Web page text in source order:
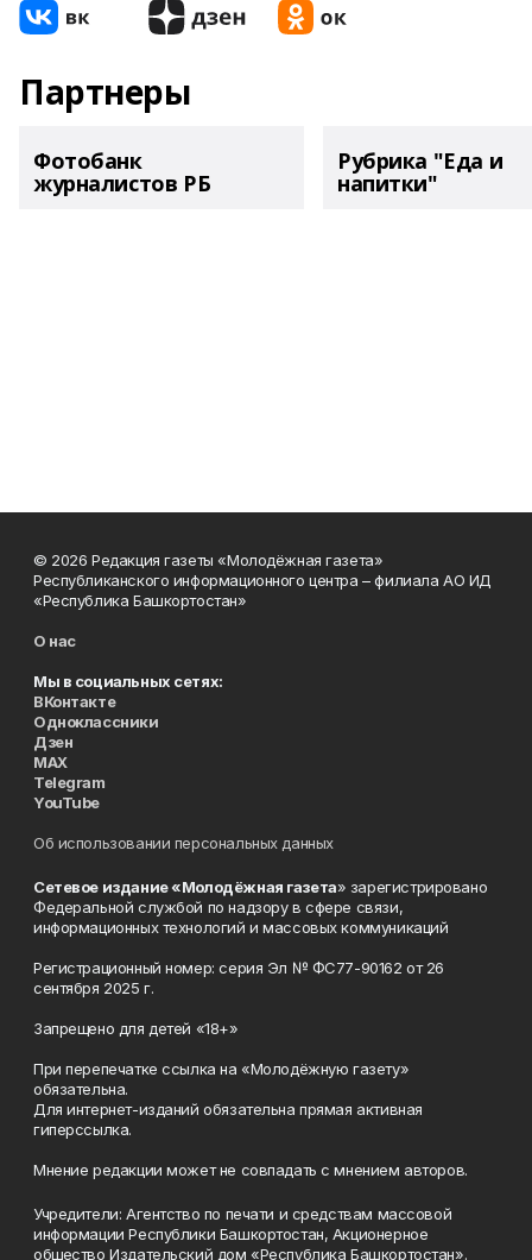
Партнеры
Фотобанк
журналистов РБ
Рубрика "Еда и
напитки"
© 2026 Редакция газеты «Молодёжная газета»
Республиканского информационного центра – филиала АО ИД
«Республика Башкортостан»
О нас
Мы в социальных сетях:
ВКонтакте
Одноклассники
Дзен
MAX
Telegram
YouTube
Об использовании персональных данных
Сетевое издание «Молодёжная газета» зарегистрировано
Федеральной службой по надзору в сфере связи,
информационных технологий и массовых коммуникаций
Регистрационный номер: серия Эл № ФС77-90162 от 26
сентября 2025 г.
Запрещено для детей «18+»
При перепечатке ссылка на «Молодёжную газету»
обязательна.
Для интернет-изданий обязательна прямая активная
гиперссылка.
Мнение редакции может не совпадать с мнением авторов.
Учредители: Агентство по печати и средствам массовой
информации Республики Башкортостан, Акционерное
общество Издательский дом «Республика Башкортостан».